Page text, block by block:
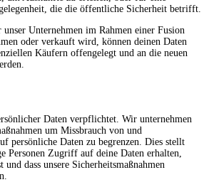
die die öffentliche Sicherheit betrifft.
unser Unternehmen im Rahmen einer Fusion
oder verkauft wird, können deinen Daten
Käufern offengelegt und an die neuen
Daten verpflichtet. Wir unternehmen
um Missbrauch von und
persönliche Daten zu begrenzen. Dies stellt
Personen Zugriff auf deine Daten erhalten,
dass unsere Sicherheitsmaßnahmen